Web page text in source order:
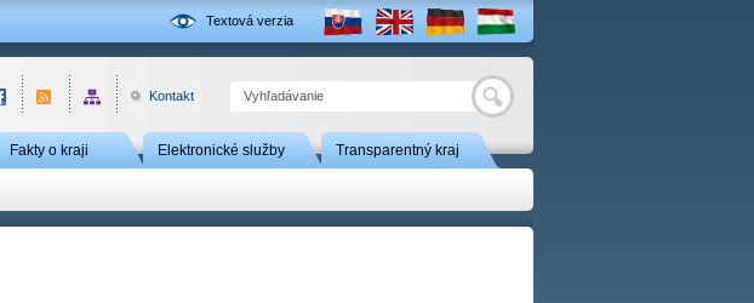
Textová verzia
Hľadať
Kontakt
Fakty o kraji Elektronické služby Transparentný kraj